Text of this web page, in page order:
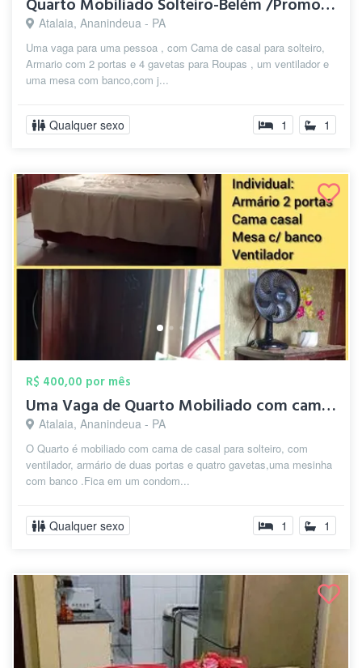
Quarto Mobiliado Solteiro-Belém /Promoçã...
Atalaia, Ananindeua - PA
Uma vaga para uma pessoa , com Cama de casal para solteiro,
Armario com 2 portas e 4 gavetas para Roupas , um ventilador e
uma mesa com banco,com j...
Qualquer sexo 1 1
R$ 400,00 por mês
Uma Vaga de Quarto Mobiliado com cama de...
Atalaia, Ananindeua - PA
O Quarto é mobiliado com cama de casal para solteiro, com
ventilador, armário de duas portas e quatro gavetas,uma mesinha
com banco .Fica em um condom...
Qualquer sexo 1 1